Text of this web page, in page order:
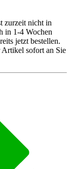
zurzeit nicht in
in 1-4 Wochen
jetzt bestellen.
Artikel sofort an Sie